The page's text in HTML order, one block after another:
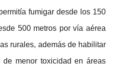
fumigar desde los 150
500 metros por vía aérea
rurales, además de habilitar
de menor toxicidad en áreas